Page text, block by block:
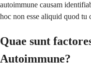
autoimmune causam
hoc non esse aliquid quod tu
Quae sunt
Autoimmune?